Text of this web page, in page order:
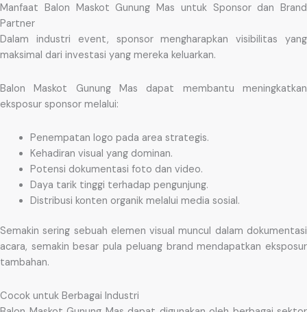
Manfaat Balon Maskot Gunung Mas untuk Sponsor dan Brand
Partner
Dalam industri event, sponsor mengharapkan visibilitas yang
maksimal dari investasi yang mereka keluarkan.
Balon Maskot Gunung Mas dapat membantu meningkatkan
eksposur sponsor melalui:
Penempatan logo pada area strategis.
Kehadiran visual yang dominan.
Potensi dokumentasi foto dan video.
Daya tarik tinggi terhadap pengunjung.
Distribusi konten organik melalui media sosial.
Semakin sering sebuah elemen visual muncul dalam dokumentasi
acara, semakin besar pula peluang brand mendapatkan eksposur
tambahan.
Cocok untuk Berbagai Industri